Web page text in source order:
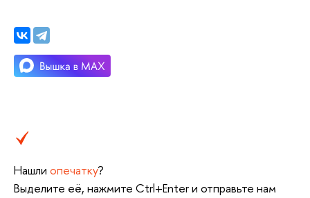
Нашли опечатку?
Выделите её, нажмите Ctrl+Enter и отправьте нам